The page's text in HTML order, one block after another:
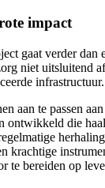
impact
gaat verder dan
niet uitsluitend
infrastructuur.
aan te passen
ontwikkeld die
krachtige
te bereiden op